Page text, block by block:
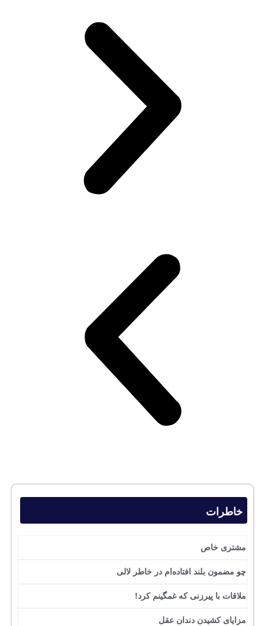
خاطرات
مشتری خاص
چو مضمون بلند افتاده‌ام در خاطر لالی
ملاقات با پیرزنی که غمگینم کرد!
مزایای کشیدن دندان عقل